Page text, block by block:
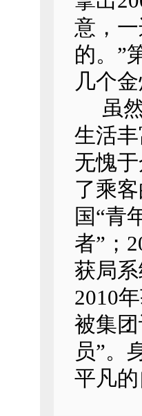
意，
的。”
几个
虽然
生活
无愧
了乘
国“青
者”；
获局
2010
被集
员”。
平凡